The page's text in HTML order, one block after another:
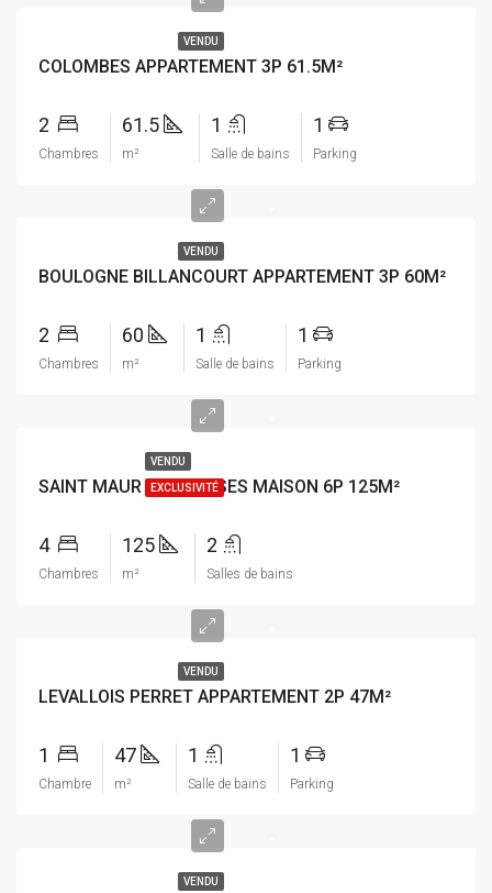
VENDU
COLOMBES APPARTEMENT 3P 61.5M²
2
Chambres
61.5
m²
1
Salle de bains
1
Parking
VENDU
BOULOGNE BILLANCOURT APPARTEMENT 3P 60M²
2
Chambres
60
m²
1
Salle de bains
1
Parking
VENDU
EXCLUSIVITÉ
SAINT MAUR DES FOSSES MAISON 6P 125M²
4
Chambres
125
m²
2
Salles de bains
VENDU
LEVALLOIS PERRET APPARTEMENT 2P 47M²
1
Chambre
47
m²
1
Salle de bains
1
Parking
VENDU